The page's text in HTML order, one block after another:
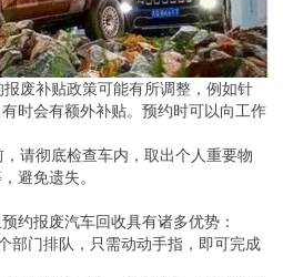
废补贴政策可能有所调整，例如针
时会有额外补贴。预约时可以向工作
请彻底检查车内，取出个人重要物
避免遗失。
约报废汽车回收具有诸多优势：
部门排队，只需动动手指，即可完成